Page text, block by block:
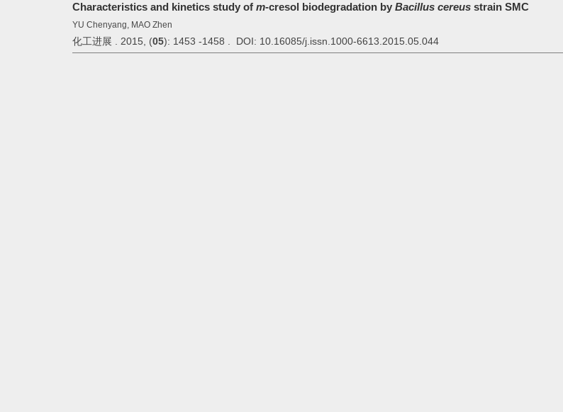
Characteristics and kinetics study of m-cresol biodegradation by Bacillus cereus strain SMC
YU Chenyang, MAO Zhen
化工进展 . 2015, (05): 1453 -1458 . DOI: 10.16085/j.issn.1000-6613.2015.05.044